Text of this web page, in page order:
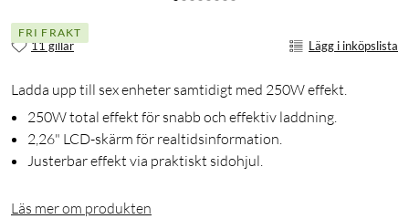
FRI FRAKT
11 gillar Lägg i inköpslista
Ladda upp till sex enheter samtidigt med 250W effekt.
250W total effekt för snabb och effektiv laddning.
2,26" LCD-skärm för realtidsinformation.
Justerbar effekt via praktiskt sidohjul.
Läs mer om produkten